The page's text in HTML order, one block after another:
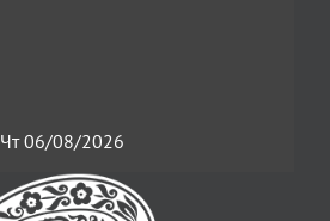
Чт 06/08/2026